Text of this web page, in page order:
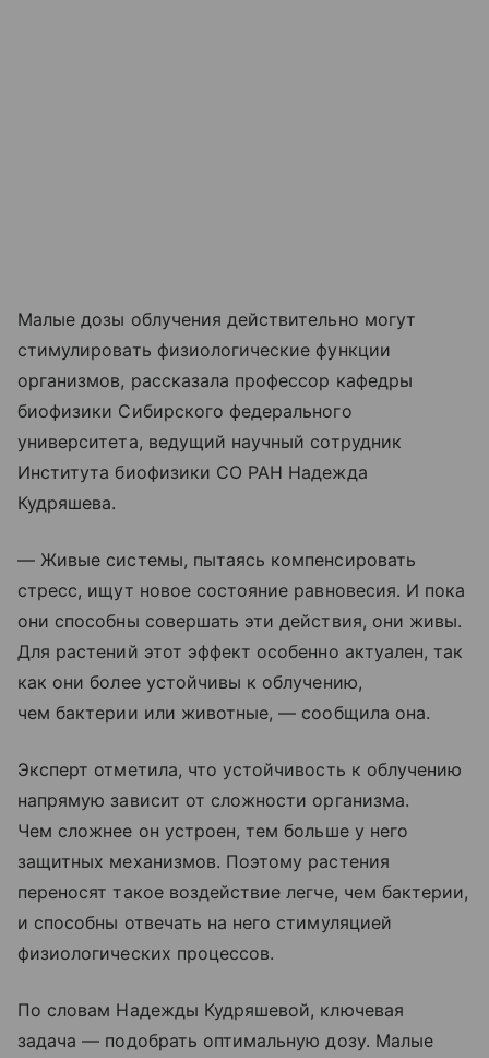
Малые дозы облучения действительно могут
стимулировать физиологические функции
организмов, рассказала профессор кафедры
биофизики Сибирского федерального
университета, ведущий научный сотрудник
Института биофизики СО РАН Надежда
Кудряшева.
— Живые системы, пытаясь компенсировать
стресс, ищут новое состояние равновесия. И пока
они способны совершать эти действия, они живы.
Для растений этот эффект особенно актуален, так
как они более устойчивы к облучению,
чем бактерии или животные, — сообщила она.
Эксперт отметила, что устойчивость к облучению
напрямую зависит от сложности организма.
Чем сложнее он устроен, тем больше у него
защитных механизмов. Поэтому растения
переносят такое воздействие легче, чем бактерии,
и способны отвечать на него стимуляцией
физиологических процессов.
По словам Надежды Кудряшевой, ключевая
задача — подобрать оптимальную дозу. Малые